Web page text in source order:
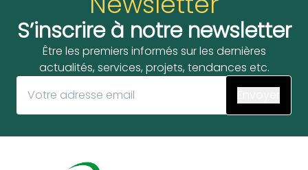
S’inscrire à notre newsletter
Être les premiers informés sur les dernières
actualités, services, projets, tendances etc.